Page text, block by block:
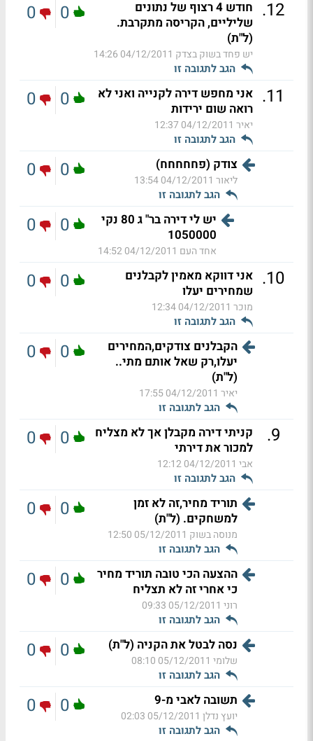
12
.
חודש 4 רצוף של נתונים
שליליים, הקריסה מתקרבת.
(ל"ת)
יש פחד בשוק בצדק 04/12/2011 14:26
הגב לתגובה זו
0
0
11
. אני מחפש דירה לקנייה ואני לא
רואה שום ירידות
יאיר 04/12/2011 12:37
הגב לתגובה זו
0
0
צודק (פחחחחח)
ליאור 04/12/2011 13:54
הגב לתגובה זו
0
0
יש לי דירה בר" ג 80 נקי
1050000
אחד העם 04/12/2011 14:52
0
0
10
. אני דווקא מאמין לקבלנים
שמחירים יעלו
מוכר 04/12/2011 12:34
הגב לתגובה זו
0
0
הקבלנים צודקים,המחירים
יעלו,רק שאל אותם מתי..
(ל"ת)
יאיר 04/12/2011 17:55
הגב לתגובה זו
0
0
9
.
קניתי דירה מקבלן אך לא מצליח
למכור את דירתי
אבי 04/12/2011 12:12
הגב לתגובה זו
0
0
תוריד מחיר,זה לא זמן
למשחקים. (ל"ת)
מנוסה בשוק 05/12/2011 12:50
הגב לתגובה זו
0
0
ההצעה הכי טובה תוריד מחיר
כי אחרי זה לא תצליח
רוני 05/12/2011 09:33
הגב לתגובה זו
0
0
נסה לבטל את הקניה (ל"ת)
שלומי 05/12/2011 08:10
הגב לתגובה זו
0
0
תשובה לאבי מ-9
יועץ נדלן 05/12/2011 02:03
הגב לתגובה זו
0
0